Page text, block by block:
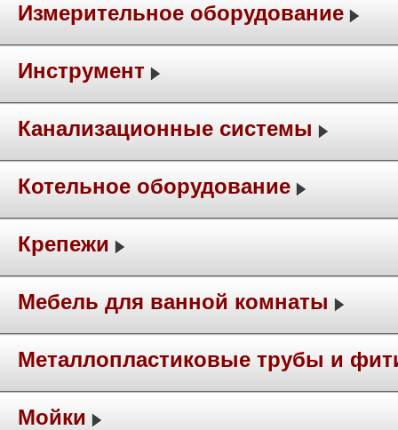
Измерительное оборудование
Инструмент
Канализационные системы
Котельное оборудование
Крепежи
Мебель для ванной комнаты
Металлопластиковые трубы и
Мойки